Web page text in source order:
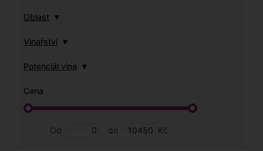
Oblast
Vinařství
Potenciál vína
Cena
Od do Kč